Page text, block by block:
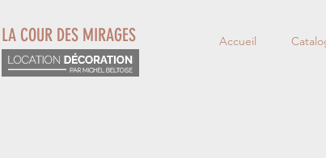
Accueil
LA COUR DES MIRAGES